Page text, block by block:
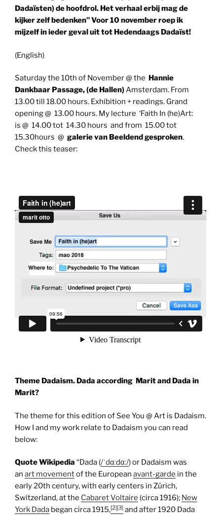
Dadaïsten) de hoofdrol. Het verhaal erbij mag de
kijker zelf bedenken” Voor 10 november roep ik
mijzelf in ieder geval uit tot Hedendaags Dadaïst!
(English)
Saturday the 10th of November @ the Hannie
Dankbaar Passage, (de Hallen)Amsterdam. From
13.00 till 18.00 hours. Exhibition + readings. Grand
opening @ 13.00 hours. My lecture ‘Faith In (he)Art:
is @ 14.00 tot 14.30 hours and from 15.00 tot
15.30hours @ galerie van Beeldend gesproken.
Check this teaser:
Theme Dadaism. Dada according Marit and Dada in
Marit?
The theme for this edition of See You @ Art is Dadaism.
How I and my work relate to Dadaism you can read
below:
Quote Wikipedia “Dada (/ˈdɑːdɑː/) or Dadaism was
an art movementof the European avant-garde in the
early 20th century, with early centers in Zürich,
Switzerland, at the Cabaret Voltaire (circa 1916); New
York Dada began circa 1915,[2][3] and after 1920 Dada